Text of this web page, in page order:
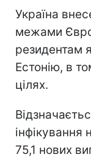
Україна
межами
резидентам
Естонію, в
цілях.
75,1 нових